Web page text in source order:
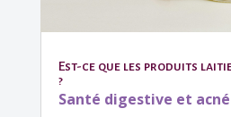
Est-ce que les produits
?
Santé digestive et acné